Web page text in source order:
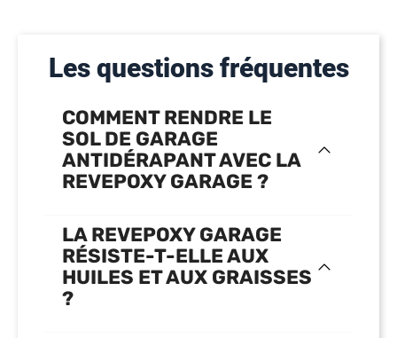
Les questions fréquentes
COMMENT RENDRE LE
SOL DE GARAGE
ANTIDÉRAPANT AVEC LA
REVEPOXY GARAGE ?
LA REVEPOXY GARAGE
RÉSISTE-T-ELLE AUX
HUILES ET AUX GRAISSES
?